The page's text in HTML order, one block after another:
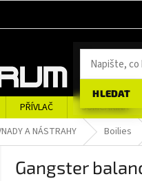
HLEDAT
PŘÍVLAČ SUMCAŘINA
A NÁSTRAHY Boilies
Gangster